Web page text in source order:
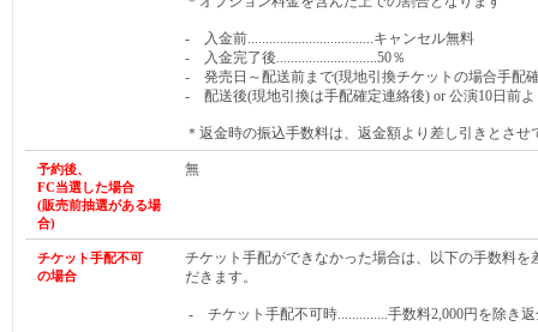
- 入金前...................................キャンセル無料
- 入金完了後............................50％
- 発売日～配送前まで(現地引換チケットの場合手配
- 配送後(現地引換は手配確定連絡後) or 公演10日前よ
＊返金時の振込手数料は、返金額より差し引きとさせ
予約後、
FC当選した場合
(販売前抽選がある場
合)
無
チケット手配不可
の場合
チケット手配ができなかった場合は、以下の手数料を
だきます。
- チケット手配不可時..............手数料2,000円を除き